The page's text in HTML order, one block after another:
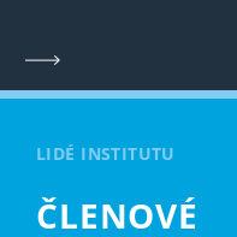
LIDÉ INSTITUTU
ČLENOVÉ